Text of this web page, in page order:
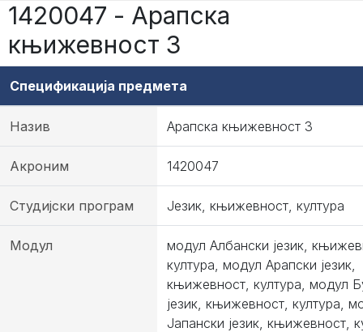
1420047 - Арапска
књижевност 3
Спецификација предмета
Назив Арапска књижевност 3
Акроним 1420047
Студијски програм Језик, књижевност, култура
Модул
модул Албански језик,
култура, модул Арапски језик,
књижевност, култура, модул
језик, књижевност, култура,
Јапански језик, књижевност,